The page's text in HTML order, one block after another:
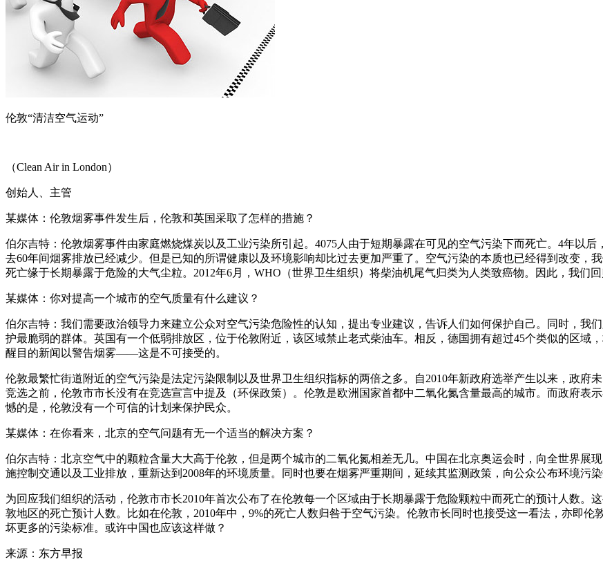
伦敦“清洁空气运动”
（Clean Air in London）
创始人、主管
某媒体：伦敦烟雾事件发生后，伦敦和英国采取了怎样的措施？
伯尔吉特：伦敦烟雾事件由家庭燃烧煤炭以及工业污染所引起。4075人由于短期暴露在可见的空气污染下而死亡。4年以
去60年间烟雾排放已经减少。但是已知的所谓健康以及环境影响却比过去更加严重了。空气污染的本质也已经得到改变，
死亡缘于长期暴露于危险的大气尘粒。2012年6月，WHO（世界卫生组织）将柴油机尾气归类为人类致癌物。因此，我们回
某媒体：你对提高一个城市的空气质量有什么建议？
伯尔吉特：我们需要政治领导力来建立公众对空气污染危险性的认知，提出专业建议，告诉人们如何保护自己。同时，我
护最脆弱的群体。英国有一个低弱排放区，位于伦敦附近，该区域禁止老式柴油车。相反，德国拥有超过45个类似的区域
醒目的新闻以警告烟雾——这是不可接受的。
伦敦最繁忙街道附近的空气污染是法定污染限制以及世界卫生组织指标的两倍之多。自2010年新政府选举产生以来，政府
竞选之前，伦敦市市长没有在竞选宣言中提及（环保政策）。伦敦是欧洲国家首都中二氧化氮含量最高的城市。而政府表
憾的是，伦敦没有一个可信的计划来保护民众。
某媒体：在你看来，北京的空气问题有无一个适当的解决方案？
伯尔吉特：北京空气中的颗粒含量大大高于伦敦，但是两个城市的二氧化氮相差无几。中国在北京奥运会时，向全世界展
施控制交通以及工业排放，重新达到2008年的环境质量。同时也要在烟雾严重期间，延续其监测政策，向公众公布环境污染
为回应我们组织的活动，伦敦市市长2010年首次公布了在伦敦每一个区域由于长期暴露于危险颗粒中而死亡的预计人数。
敦地区的死亡预计人数。比如在伦敦，2010年中，9%的死亡人数归咎于空气污染。伦敦市长同时也接受这一看法，亦即
坏更多的污染标准。或许中国也应该这样做？
来源：东方早报